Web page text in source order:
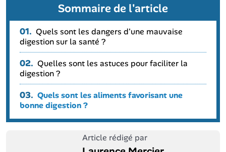
Sommaire de l'article
01. Quels sont les dangers d'une mauvaise
digestion sur la santé ?
02. Quelles sont les astuces pour faciliter la
digestion ?
03. Quels sont les aliments favorisant une
bonne digestion ?
Article rédigé par